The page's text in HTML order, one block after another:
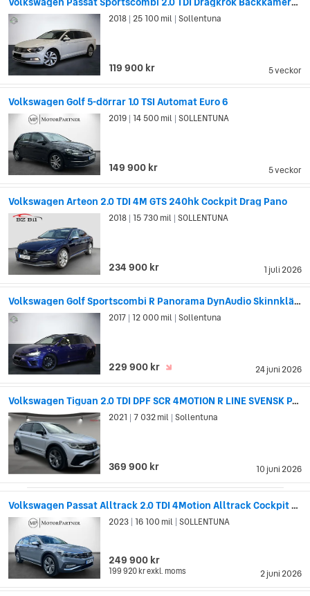
5 veckor
2018 25 100 mil Sollentuna
119 900 kr
Volkswagen Golf 5-dörrar 1.0 TSI Automat Euro 6
5 veckor
2019 14 500 mil SOLLENTUNA
149 900 kr
Volkswagen Arteon 2.0 TDI 4M GTS 240hk Cockpit Drag Pano
1 juli 2026
2018 15 730 mil SOLLENTUNA
234 900 kr
Volkswagen Golf Sportscombi R Panorama DynAudio Skinnklädsel 300hk
24 juni 2026
2017 12 000 mil Sollentuna
229 900 kr
Volkswagen Tiguan 2.0 TDI DPF SCR 4MOTION R LINE SVENSK PANO HARMAN KARDO
10 juni 2026
2021 7 032 mil Sollentuna
369 900 kr
Volkswagen Passat Alltrack 2.0 TDI 4Motion Alltrack Cockpit GPS Drag Värmare
2 juni 2026
2023 16 100 mil SOLLENTUNA
249 900 kr
199 920 krexkl. moms